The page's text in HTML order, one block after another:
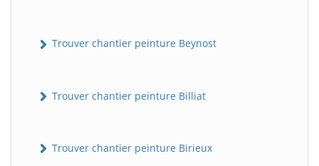
Trouver chantier peinture Beynost
Trouver chantier peinture Billiat
Trouver chantier peinture Birieux